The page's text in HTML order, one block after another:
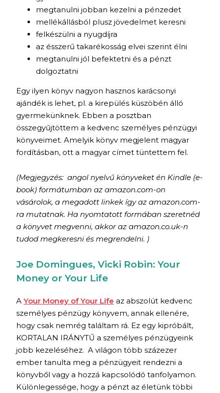
megtanulni jobban kezelni a pénzedet
mellékállásból plusz jövedelmet keresni
felkészülni a nyugdíjra
az ésszerű takarékosság elvei szerint élni
megtanulni jól befektetni és a pénzt
dolgoztatni
Egy ilyen könyv nagyon hasznos karácsonyi
ajándék is lehet, pl. a kirepülés küszöbén álló
gyermekünknek. Ebben a posztban
összegyűjtöttem a kedvenc személyes pénzügyi
könyveimet. Amelyik könyv megjelent magyar
fordításban, ott a magyar címet tüntettem fel.
(Megjegyzés: angol nyelvű könyveket én Kindle (e-
book) formátumban az amazon.com-on
vásárolok, a megadott linkek így az amazon.com-
ra mutatnak. Ha nyomtatott formában szeretnéd
a könyvet megvenni, akkor az amazon.co.uk-n
tudod megkeresni és megrendelni. )
Joe Domingues, Vicki Robin: Your
Money or Your Life
A Your Money of Your Life az abszolút kedvenc
személyes pénzügy könyvem, annak ellenére,
hogy csak nemrég találtam rá. Ez egy kipróbált,
KORTALAN IRÁNYTŰ a személyes pénzügyeink
jobb kezeléséhez. A világon több százezer
ember tanulta meg a pénzügyeit rendezni a
könyvből vagy a hozzá kapcsolódó tanfolyamon.
Különlegessége, hogy a pénzt az életünk többi